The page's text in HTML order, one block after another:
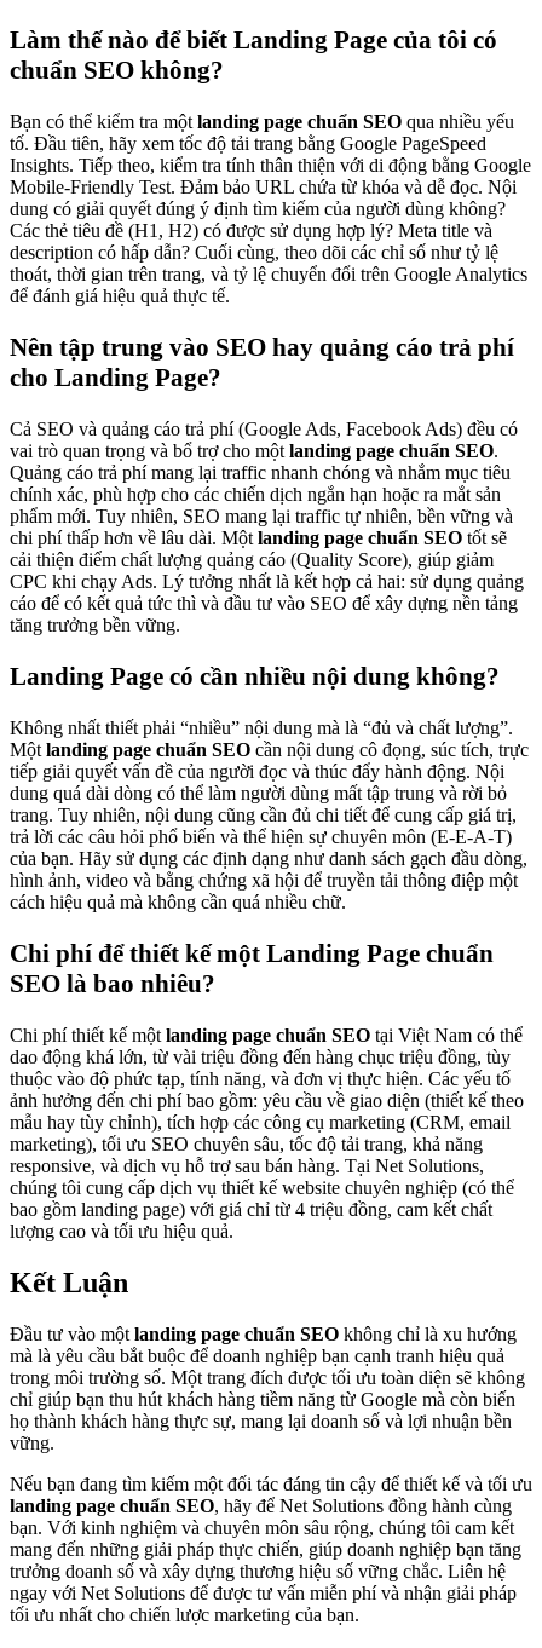
Làm thế nào để biết Landing Page của tôi có
chuẩn SEO không?
Bạn có thể kiểm tra một landing page chuẩn SEO qua nhiều yếu
tố. Đầu tiên, hãy xem tốc độ tải trang bằng Google PageSpeed
Insights. Tiếp theo, kiểm tra tính thân thiện với di động bằng Google
Mobile-Friendly Test. Đảm bảo URL chứa từ khóa và dễ đọc. Nội
dung có giải quyết đúng ý định tìm kiếm của người dùng không?
Các thẻ tiêu đề (H1, H2) có được sử dụng hợp lý? Meta title và
description có hấp dẫn? Cuối cùng, theo dõi các chỉ số như tỷ lệ
thoát, thời gian trên trang, và tỷ lệ chuyển đổi trên Google Analytics
để đánh giá hiệu quả thực tế.
Nên tập trung vào SEO hay quảng cáo trả phí
cho Landing Page?
Cả SEO và quảng cáo trả phí (Google Ads, Facebook Ads) đều có
vai trò quan trọng và bổ trợ cho một landing page chuẩn SEO.
Quảng cáo trả phí mang lại traffic nhanh chóng và nhắm mục tiêu
chính xác, phù hợp cho các chiến dịch ngắn hạn hoặc ra mắt sản
phẩm mới. Tuy nhiên, SEO mang lại traffic tự nhiên, bền vững và
chi phí thấp hơn về lâu dài. Một landing page chuẩn SEO tốt sẽ
cải thiện điểm chất lượng quảng cáo (Quality Score), giúp giảm
CPC khi chạy Ads. Lý tưởng nhất là kết hợp cả hai: sử dụng quảng
cáo để có kết quả tức thì và đầu tư vào SEO để xây dựng nền tảng
tăng trưởng bền vững.
Landing Page có cần nhiều nội dung không?
Không nhất thiết phải “nhiều” nội dung mà là “đủ và chất lượng”.
Một landing page chuẩn SEO cần nội dung cô đọng, súc tích, trực
tiếp giải quyết vấn đề của người đọc và thúc đẩy hành động. Nội
dung quá dài dòng có thể làm người dùng mất tập trung và rời bỏ
trang. Tuy nhiên, nội dung cũng cần đủ chi tiết để cung cấp giá trị,
trả lời các câu hỏi phổ biến và thể hiện sự chuyên môn (E-E-A-T)
của bạn. Hãy sử dụng các định dạng như danh sách gạch đầu dòng,
hình ảnh, video và bằng chứng xã hội để truyền tải thông điệp một
cách hiệu quả mà không cần quá nhiều chữ.
Chi phí để thiết kế một Landing Page chuẩn
SEO là bao nhiêu?
Chi phí thiết kế một landing page chuẩn SEO tại Việt Nam có thể
dao động khá lớn, từ vài triệu đồng đến hàng chục triệu đồng, tùy
thuộc vào độ phức tạp, tính năng, và đơn vị thực hiện. Các yếu tố
ảnh hưởng đến chi phí bao gồm: yêu cầu về giao diện (thiết kế theo
mẫu hay tùy chỉnh), tích hợp các công cụ marketing (CRM, email
marketing), tối ưu SEO chuyên sâu, tốc độ tải trang, khả năng
responsive, và dịch vụ hỗ trợ sau bán hàng. Tại Net Solutions,
chúng tôi cung cấp dịch vụ thiết kế website chuyên nghiệp (có thể
bao gồm landing page) với giá chỉ từ 4 triệu đồng, cam kết chất
lượng cao và tối ưu hiệu quả.
Kết Luận
Đầu tư vào một landing page chuẩn SEO không chỉ là xu hướng
mà là yêu cầu bắt buộc để doanh nghiệp bạn cạnh tranh hiệu quả
trong môi trường số. Một trang đích được tối ưu toàn diện sẽ không
chỉ giúp bạn thu hút khách hàng tiềm năng từ Google mà còn biến
họ thành khách hàng thực sự, mang lại doanh số và lợi nhuận bền
vững.
Nếu bạn đang tìm kiếm một đối tác đáng tin cậy để thiết kế và tối ưu
landing page chuẩn SEO, hãy để Net Solutions đồng hành cùng
bạn. Với kinh nghiệm và chuyên môn sâu rộng, chúng tôi cam kết
mang đến những giải pháp thực chiến, giúp doanh nghiệp bạn tăng
trưởng doanh số và xây dựng thương hiệu số vững chắc. Liên hệ
ngay với Net Solutions để được tư vấn miễn phí và nhận giải pháp
tối ưu nhất cho chiến lược marketing của bạn.